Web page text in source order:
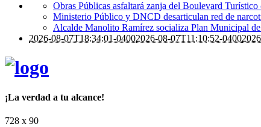
Obras Públicas asfaltará zanja del Boulevard
Ministerio Público y DNCD desarticulan red de
Alcalde Manolito Ramírez socializa Plan Municipal
2026-08-07T18:34:01-04002026-08-07T11:10:52-0400
¡La verdad a tu alcance!
728 x 90